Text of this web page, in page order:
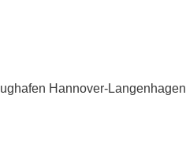
Hannover-Langenhagen